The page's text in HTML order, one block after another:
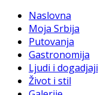
Naslovna
Moja Srbija
Putovanja
Gastronomija
Ljudi i dogadjaji
Život i stil